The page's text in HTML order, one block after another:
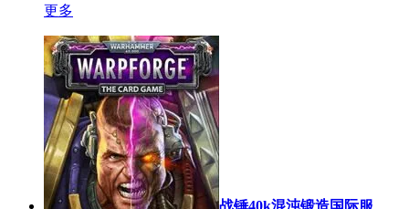
更多
战锤40k混沌锻造国际服